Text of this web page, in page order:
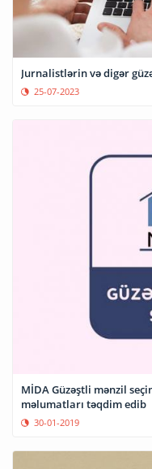
Jurnalistlərin və digər
25-07-2023
MİDA Güzəştli mənzil
məlumatları təqdim edib
30-01-2019